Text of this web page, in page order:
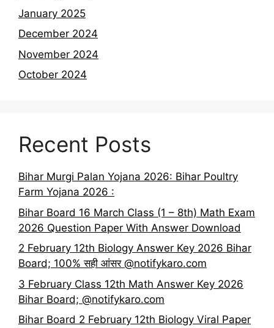
January 2025
December 2024
November 2024
October 2024
Recent Posts
Bihar Murgi Palan Yojana 2026: Bihar Poultry
Farm Yojana 2026 :
Bihar Board 16 March Class (1 – 8th) Math Exam
2026 Question Paper With Answer Download
2 February 12th Biology Answer Key 2026 Bihar
Board; 100% सही आंसर @notifykaro.com
3 February Class 12th Math Answer Key 2026
Bihar Board; @notifykaro.com
Bihar Board 2 February 12th Biology Viral Paper